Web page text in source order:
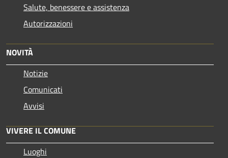
Salute, benessere e assistenza
Autorizzazioni
NOVITÀ
Notizie
Comunicati
Avvisi
VIVERE IL COMUNE
Luoghi